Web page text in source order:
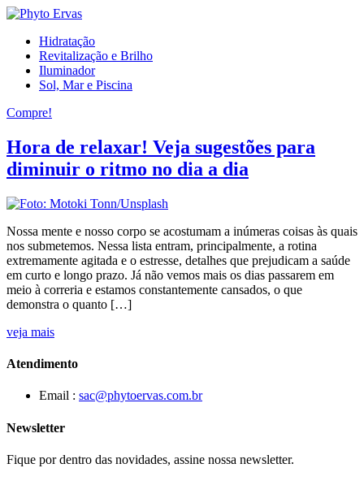
Hidratação
Revitalização e Brilho
Iluminador
Sol, Mar e Piscina
Compre!
Hora de relaxar! Veja sugestões para
diminuir o ritmo no dia a dia
Nossa mente e nosso corpo se acostumam a inúmeras coisas às quais
nos submetemos. Nessa lista entram, principalmente, a rotina
extremamente agitada e o estresse, detalhes que prejudicam a saúde
em curto e longo prazo. Já não vemos mais os dias passarem em
meio à correria e estamos constantemente cansados, o que
demonstra o quanto […]
veja mais
Atendimento
Email : sac@phytoervas.com.br
Newsletter
Fique por dentro das novidades, assine nossa newsletter.